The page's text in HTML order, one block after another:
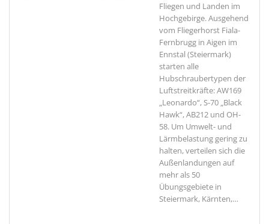
Fliegen und Landen im
Hochgebirge. Ausgehend
vom Fliegerhorst Fiala-
Fernbrugg in Aigen im
Ennstal (Steiermark)
starten alle
Hubschraubertypen der
Luftstreitkräfte: AW169
„Leonardo“, S-70 „Black
Hawk“, AB212 und OH-
58. Um Umwelt- und
Lärmbelastung gering zu
halten, verteilen sich die
Außenlandungen auf
mehr als 50
Übungsgebiete in
Steiermark, Kärnten,…